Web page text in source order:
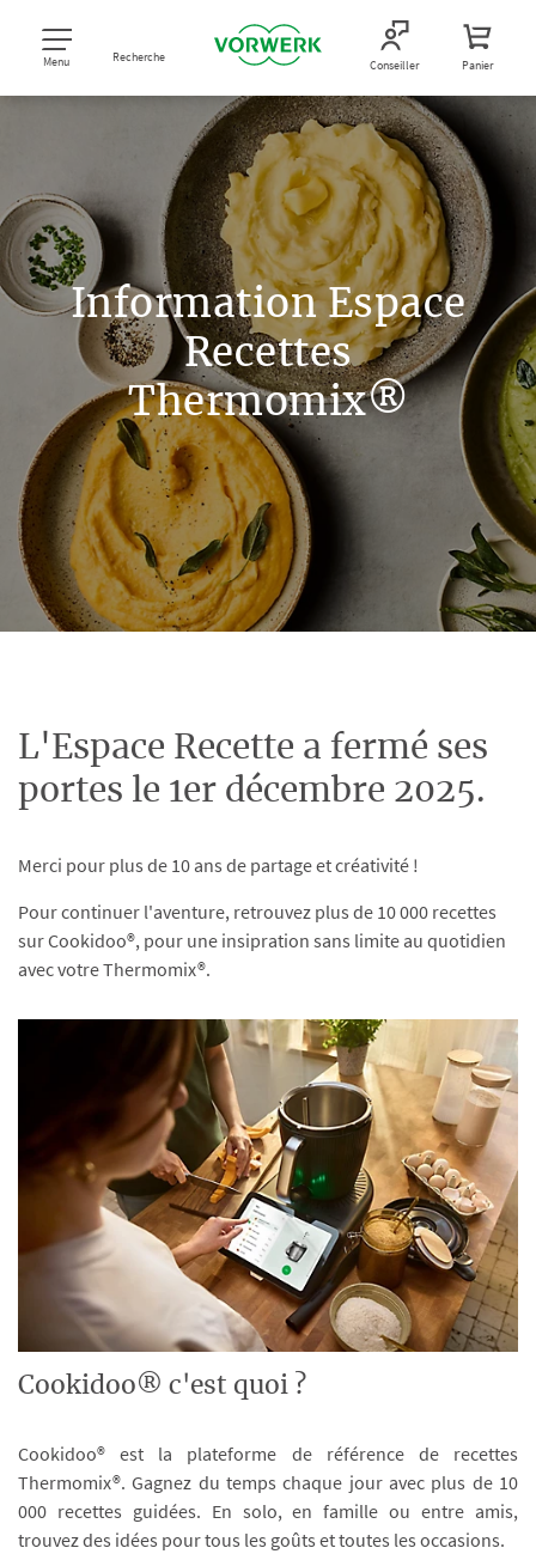
Menu Recherche Conseiller Panier
Information Espace
Recettes
Thermomix®
L'Espace Recette a fermé ses
portes le 1er décembre 2025.
Merci pour plus de 10 ans de partage et créativité !
Pour continuer l'aventure, retrouvez plus de 10 000 recettes
sur Cookidoo®, pour une insipration sans limite au quotidien
avec votre Thermomix®.
Cookidoo® c'est quoi ?
Cookidoo® est la plateforme de référence de recettes
Thermomix®. Gagnez du temps chaque jour avec plus de 10
000 recettes guidées. En solo, en famille ou entre amis,
trouvez des idées pour tous les goûts et toutes les occasions.